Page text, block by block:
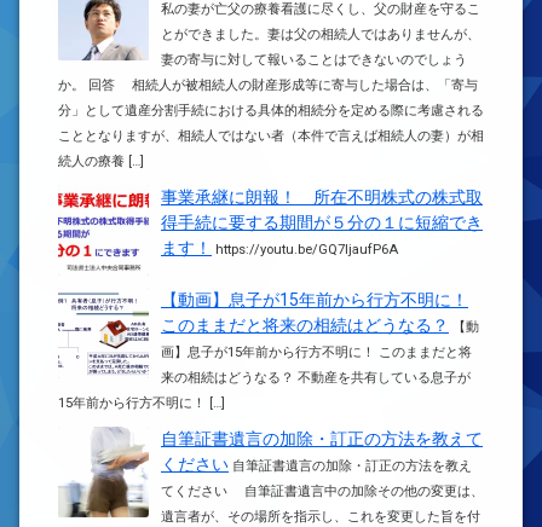
私の妻が亡父の療養看護に尽くし、父の財産を守るこ
とができました。妻は父の相続人ではありませんが、
妻の寄与に対して報いることはできないのでしょう
か。 回答 相続人が被相続人の財産形成等に寄与した場合は、「寄与
分」として遺産分割手続における具体的相続分を定める際に考慮される
こととなりますが、相続人ではない者（本件で言えば相続人の妻）が相
続人の療養 […]
事業承継に朗報！ 所在不明株式の株式取
得手続に要する期間が５分の１に短縮でき
ます！
https://youtu.be/GQ7ljaufP6A
【動画】息子が15年前から行方不明に！
このままだと将来の相続はどうなる？
【動
画】息子が15年前から行方不明に！ このままだと将
来の相続はどうなる？ 不動産を共有している息子が
15年前から行方不明に！ […]
自筆証書遺言の加除・訂正の方法を教えて
ください 自筆証書遺言の加除・訂正の方法を教え
てください 自筆証書遺言中の加除その他の変更は、
遺言者が、その場所を指示し、これを変更した旨を付